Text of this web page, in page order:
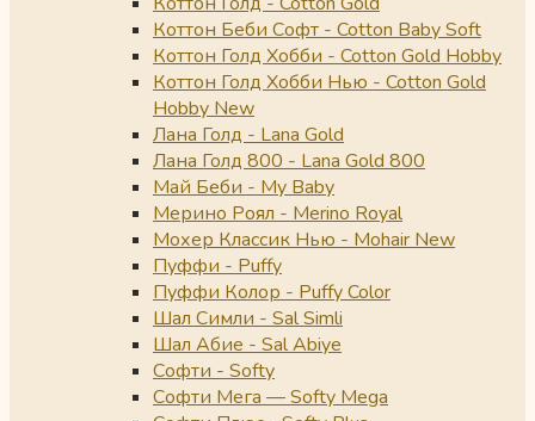
Коттон Беби Софт - Cotton Baby Soft
Коттон Голд Хобби - Cotton Gold Hobby
Коттон Голд Хобби Нью - Cotton Gold
Hobby New
Лана Голд - Lana Gold
Лана Голд 800 - Lana Gold 800
Май Беби - My Baby
Мерино Роял - Merino Royal
Мохер Классик Нью - Mohair New
Пуффи - Puffy
Пуффи Колор - Puffy Color
Шал Симли - Sal Simli
Шал Абие - Sal Abiye
Софти - Softy
Софти Мега — Softy Mega